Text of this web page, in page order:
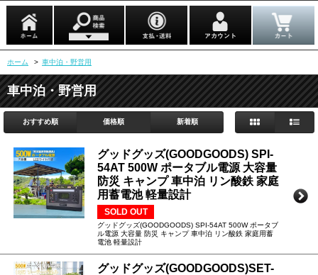
ホーム > 車中泊・野営用
車中泊・野営用
おすすめ順 価格順 新着順
グッドグッズ(GOODGOODS) SPI-
54AT 500W ポータブル電源 大容量
防災 キャンプ 車中泊 リン酸鉄 家庭
用蓄電池 軽量設計
SOLD OUT
グッドグッズ(GOODGOODS) SPI-54AT 500W ポータブ
ル電源 大容量 防災 キャンプ 車中泊 リン酸鉄 家庭用蓄
電池 軽量設計
グッドグッズ(GOODGOODS)SET-